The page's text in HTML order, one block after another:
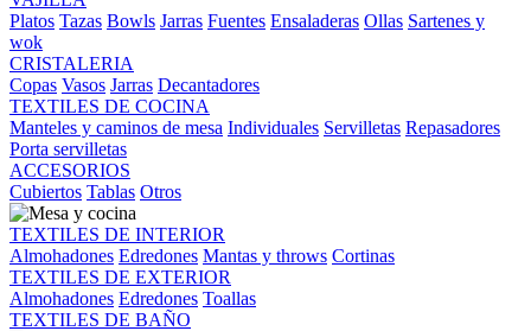
Platos Tazas Bowls Jarras Fuentes Ensaladeras Ollas Sartenes y
wok
CRISTALERIA
Copas Vasos Jarras Decantadores
TEXTILES DE COCINA
Manteles y caminos de mesa Individuales Servilletas Repasadores
Porta servilletas
ACCESORIOS
Cubiertos Tablas Otros
TEXTILES DE INTERIOR
Almohadones Edredones Mantas y throws Cortinas
TEXTILES DE EXTERIOR
Almohadones Edredones Toallas
TEXTILES DE BAÑO